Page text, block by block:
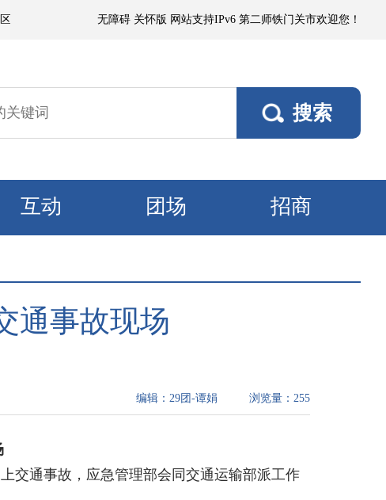
域有短时扬沙或浮尘，局部有微到小阵雨；各垦区阵风4～5级，南部垦区
无障碍 关怀版 网站支持IPv6 第二师铁门关市欢迎您！
互动 团场 招商
通事故现场
浏览量： 255
编辑： 29团-谭娟
交通事故，应急管理部会同交通运输部派工作